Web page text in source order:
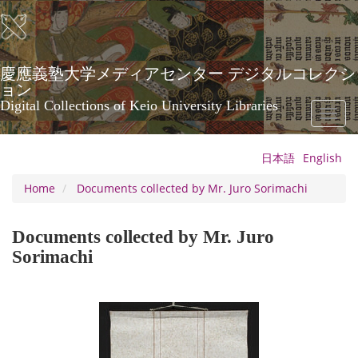
Skip
to
main
content
慶應義塾大学メディアセンター デジタルコレクシ
ョン
Digital Collections of Keio University Libraries
Toggle
日本語 English
Home
Documents collected by Mr. Juro Sorimachi
Documents collected by Mr. Juro
Sorimachi